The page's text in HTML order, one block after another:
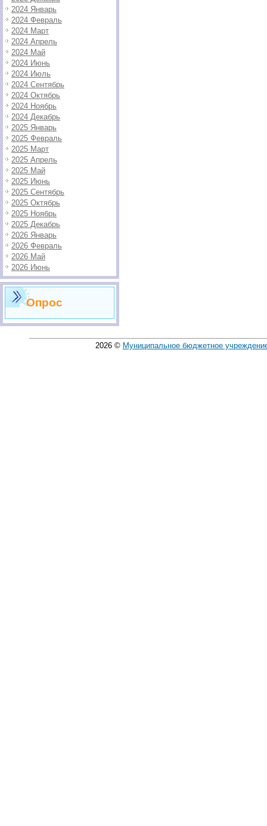
2024 Январь
2024 Февраль
2024 Март
2024 Апрель
2024 Май
2024 Июнь
2024 Июль
2024 Сентябрь
2024 Октябрь
2024 Ноябрь
2024 Декабрь
2025 Январь
2025 Февраль
2025 Март
2025 Апрель
2025 Май
2025 Июнь
2025 Сентябрь
2025 Октябрь
2025 Ноябрь
2025 Декабрь
2026 Январь
2026 Февраль
2026 Май
2026 Июнь
Опрос
2026 © Муниципальное бюджетное